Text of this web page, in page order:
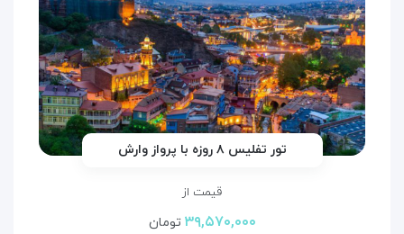
تور تفلیس ۸ روزه با پرواز وارش
قیمت از
۳۹,۵۷۰,۰۰۰ تومان